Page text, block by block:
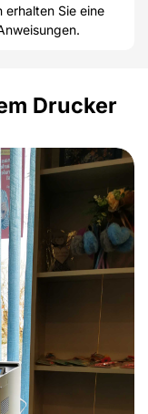
erhalten Sie eine
Drucker